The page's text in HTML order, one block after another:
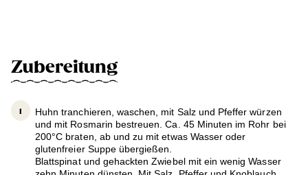
Zubereitung
Huhn tranchieren, waschen, mit Salz und Pfeffer würzen
und mit Rosmarin bestreuen. Ca. 45 Minuten im Rohr bei
200°C braten, ab und zu mit etwas Wasser oder
glutenfreier Suppe übergießen.
Blattspinat und gehackten Zwiebel mit ein wenig Wasser